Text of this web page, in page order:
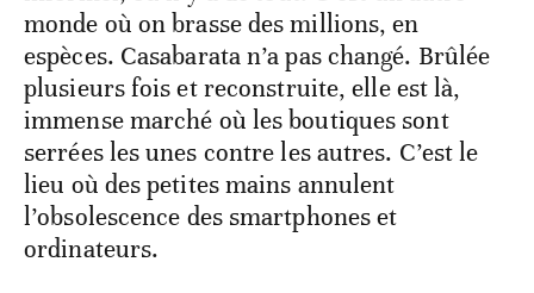
monde où on brasse des millions, en
espèces. Casabarata n’a pas changé. Brûlée
plusieurs fois et reconstruite, elle est là,
immense marché où les boutiques sont
serrées les unes contre les autres. C’est le
lieu où des petites mains annulent
l’obsolescence des smartphones et
ordinateurs.